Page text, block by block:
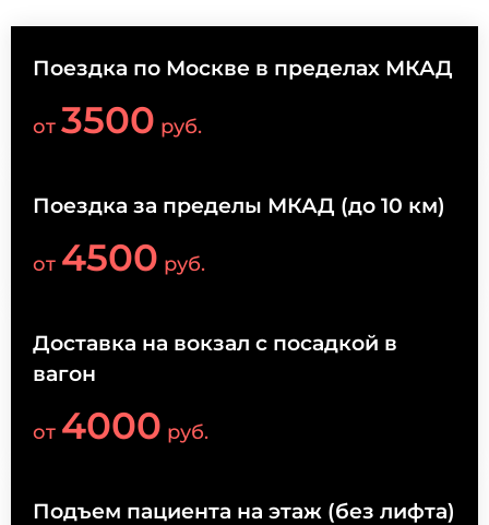
Поездка по Москве в пределах МКАД
от 3500 руб.
Поездка за пределы МКАД (до 10 км)
от 4500 руб.
Доставка на вокзал с посадкой в
вагон
от 4000 руб.
Подъем пациента на этаж (без лифта)